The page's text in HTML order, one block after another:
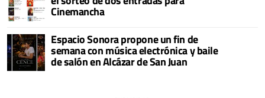
Cinemancha
Espacio Sonora propone un fin de
semana con música electrónica y baile
de salón en Alcázar de San Juan